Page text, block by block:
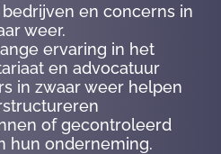
en concerns in
weer.
ervaring in het
en advocatuur
in zwaar weer helpen
of gecontroleerd
hun onderneming.